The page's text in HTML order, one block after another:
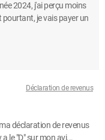
2024, j'ai perçu moins
pourtant, je vais payer un
Déclaration de revenus
déclaration de revenus
le "D" sur mon avi...